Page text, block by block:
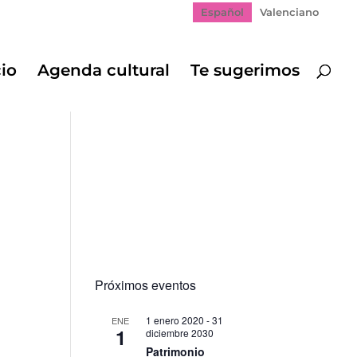
Español Valenciano
Agenda cultural Te sugerimos
Próximos eventos
ENE
1
1 enero 2020 -31
diciembre 2030
Patrimonio